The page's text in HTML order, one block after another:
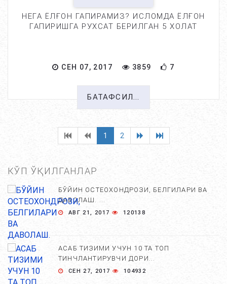
НЕГА ЁЛҒОН ГАПИРАМИЗ? ИСЛОМДА ЁЛҒОН
ГАПИРИШГА РУХСАТ БЕРИЛГАН 5 ХОЛАТ
СЕН 07, 2017 3859 7
БАТАФСИЛ...
1 2
КЎП ЎҚИЛГАНЛАР
БЎЙИН ОСТЕОХОНДРОЗИ, БЕЛГИЛАРИ ВА
ДАВОЛАШ. ...
АВГ 21, 2017 120138
АСАБ ТИЗИМИ УЧУН 10 ТА ТОП
ТИНЧЛАНТИРУВЧИ ДОРИ...
СЕН 27, 2017 104932